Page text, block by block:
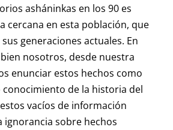
asháninkas en los 90 es
cercana en esta población, que
generaciones actuales. En
nosotros, desde nuestra
enunciar estos hechos como
de la historia del
vacíos de información
sobre hechos